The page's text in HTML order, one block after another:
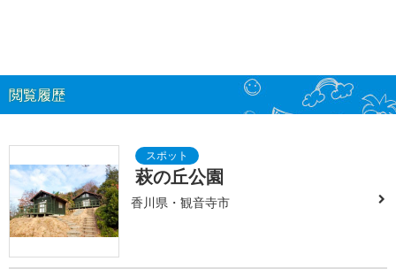
閲覧履歴
萩の丘公園
香川県・観音寺市